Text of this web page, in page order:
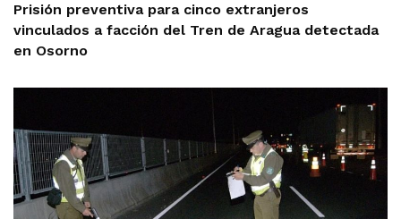
Prisión preventiva para cinco extranjeros
vinculados a facción del Tren de Aragua detectada
en Osorno